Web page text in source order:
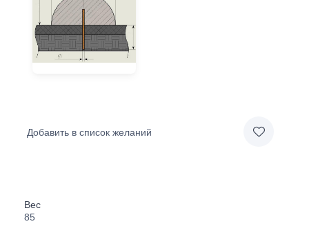
Добавить в список желаний
Вес
85